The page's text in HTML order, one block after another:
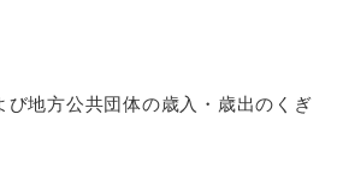
び地方公共団体の歳入・歳出のくぎ